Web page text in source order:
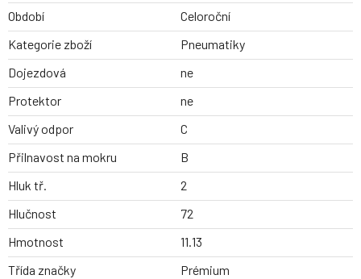
Období
Celoroční
Kategorie zboží
Pneumatiky
Dojezdová
ne
Protektor
ne
Valivý odpor
C
Přilnavost na mokru
B
Hluk tř.
2
Hlučnost
72
Hmotnost
11.13
Třída značky
Prémium